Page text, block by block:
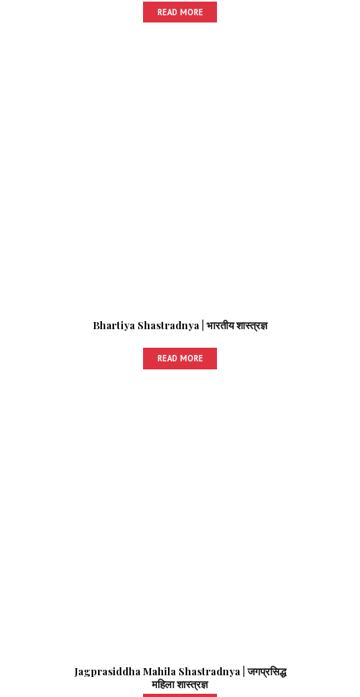
READ MORE
Bhartiya Shastradnya | भारतीय शास्त्रज्ञ
READ MORE
Jagprasiddha Mahila Shastradnya | जगप्रसिद्ध
महिला शास्त्रज्ञ